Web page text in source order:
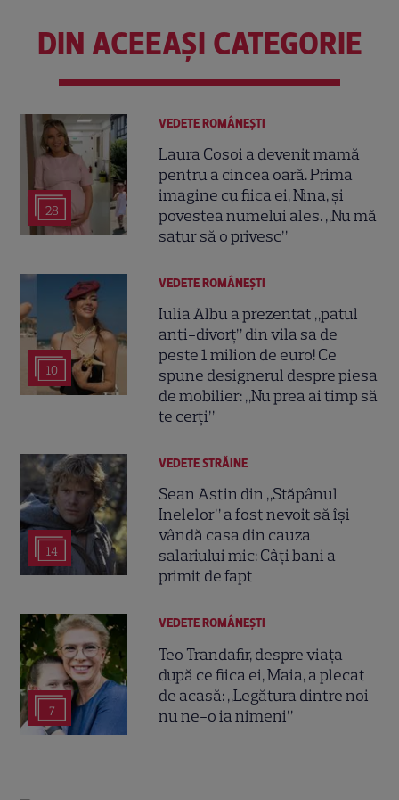
DIN ACEEAȘI CATEGORIE
28
VEDETE ROMÂNEŞTI
Laura Cosoi a devenit mamă
pentru a cincea oară. Prima
imagine cu fiica ei, Nina, și
povestea numelui ales. „Nu mă
satur să o privesc”
10
VEDETE ROMÂNEŞTI
Iulia Albu a prezentat „patul
anti-divorț” din vila sa de
peste 1 milion de euro! Ce
spune designerul despre piesa
de mobilier: „Nu prea ai timp să
te cerți”
14
VEDETE STRĂINE
Sean Astin din „Stăpânul
Inelelor” a fost nevoit să își
vândă casa din cauza
salariului mic: Câți bani a
primit de fapt
7
VEDETE ROMÂNEŞTI
Teo Trandafir, despre viața
după ce fiica ei, Maia, a plecat
de acasă: „Legătura dintre noi
nu ne-o ia nimeni”